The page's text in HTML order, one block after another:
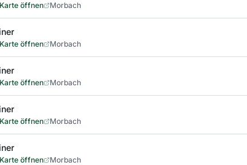
öffnen Morbach
öffnen Morbach
öffnen Morbach
öffnen Morbach
öffnen Morbach